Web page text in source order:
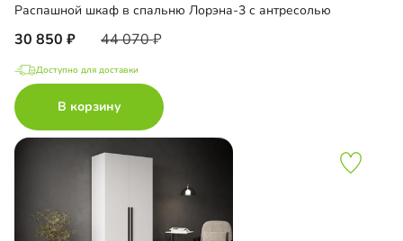
Распашной шкаф в спальню Лорэна-3 с антресолью
30 850 44 070
Доступно для доставки
В корзину